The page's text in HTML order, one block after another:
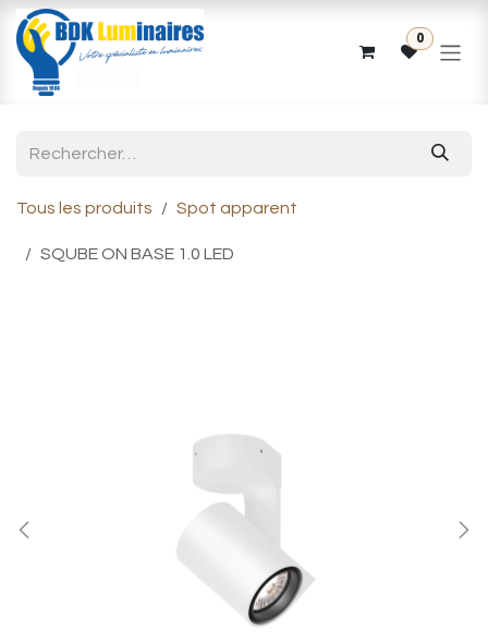
Se rendre au contenu
0
Tous les produits Spot apparent
SQUBE ON BASE 1.0 LED